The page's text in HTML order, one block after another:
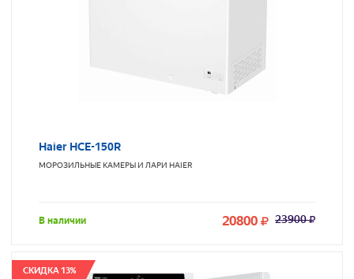
Haier HCE-150R
МОРОЗИЛЬНЫЕ КАМЕРЫ И ЛАРИ HAIER
В наличии 20800 23900
СКИДКА 13%